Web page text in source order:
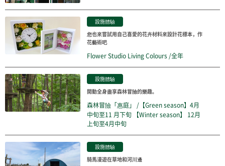
設施體驗
您也來嘗試用自己喜愛的花卉材料來設計花標本，作
花藝術吧
Flower Studio Living Colours /全年
設施體驗
開動全身盡享森林冒險的樂趣。
森林冒險「惠庭」 /【Green season】4月
中旬至11 月下旬 【Winter season】 12月
上旬至4月中旬
設施體驗
騎馬漫遊在草地和河川邊